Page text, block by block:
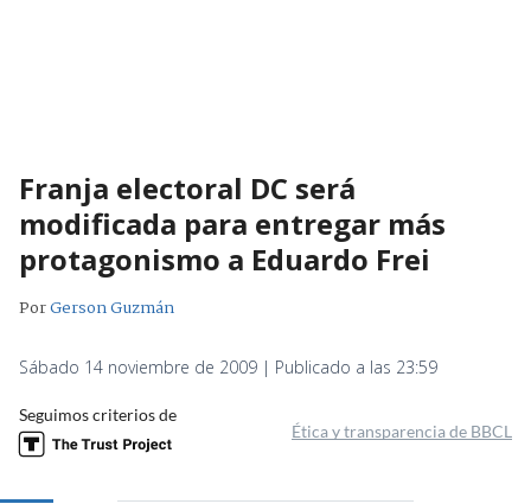
Franja electoral DC será
modificada para entregar más
protagonismo a Eduardo Frei
PorGerson Guzmán
Sábado 14 noviembre de 2009 | Publicado a las 23:59
Seguimos criterios de
Ética y transparencia de BBCL